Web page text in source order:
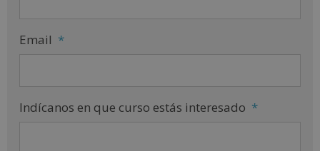
Email *
Indícanos en que curso estás interesado *